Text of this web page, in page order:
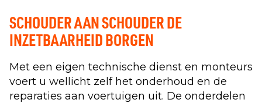
SCHOUDER AAN SCHOUDER DE
INZETBAARHEID BORGEN
Met een eigen technische dienst en monteurs
voert u wellicht zelf het onderhoud en de
reparaties aan voertuigen uit. De onderdelen